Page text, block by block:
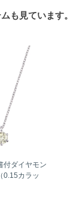
も見ています。
付ダイヤモン
0.15カラッ